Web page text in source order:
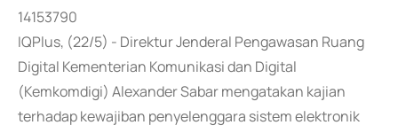
14153790
IQPlus, (22/5) - Direktur Jenderal Pengawasan Ruang
Digital Kementerian Komunikasi dan Digital
(Kemkomdigi) Alexander Sabar mengatakan kajian
terhadap kewajiban penyelenggara sistem elektronik